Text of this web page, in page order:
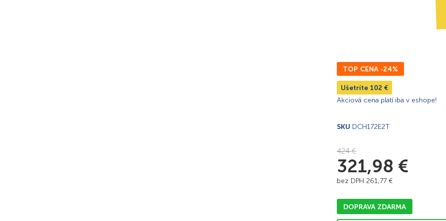
TOP CENA -24%
Ušetríte 102 €
Akciová cena platí iba v eshope!
SKU DCH172E2T
424€
321,98 €
bez DPH 261,77 €
DOPRAVA ZDARMA